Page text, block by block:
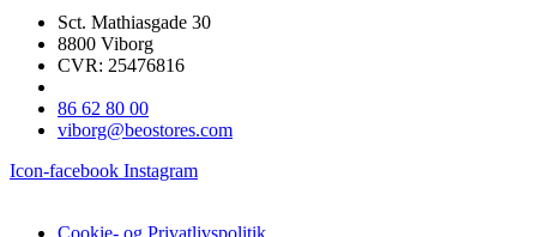
Sct. Mathiasgade 30
8800 Viborg
CVR: 25476816
86 62 80 00
viborg@beostores.com
Icon-facebook Instagram
Cookie- og Privatlivspolitik